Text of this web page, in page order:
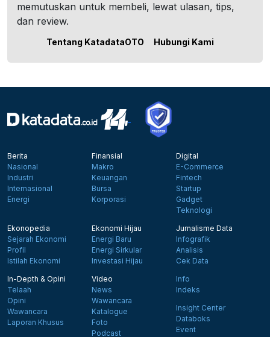
memutuskan untuk membeli, lewat ulasan, tips,
dan review.
Tentang KatadataOTO Hubungi Kami
Berita
Nasional
Industri
Internasional
Energi
Finansial
Makro
Keuangan
Bursa
Korporasi
Digital
E-Commerce
Fintech
Startup
Gadget
Teknologi
Ekonopedia
Sejarah Ekonomi
Profil
Istilah Ekonomi
Ekonomi Hijau
Energi Baru
Energi Sirkular
Investasi Hijau
Jurnalisme Data
Infografik
Analisis
Cek Data
In-Depth & Opini
Telaah
Opini
Wawancara
Laporan Khusus
Video
News
Wawancara
Katalogue
Foto
Podcast
Info
Indeks
Insight Center
Databoks
Event